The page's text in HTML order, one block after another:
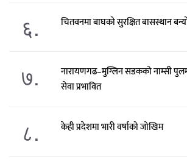
६. चितवनमा बाघको सुरक्षित बासस्थान बन्यो
७.
नारायणगढ–मुग्लिन सडकको नाम्सी
सेवा प्रभावित
८. केही प्रदेशमा भारी वर्षाको जोखिम